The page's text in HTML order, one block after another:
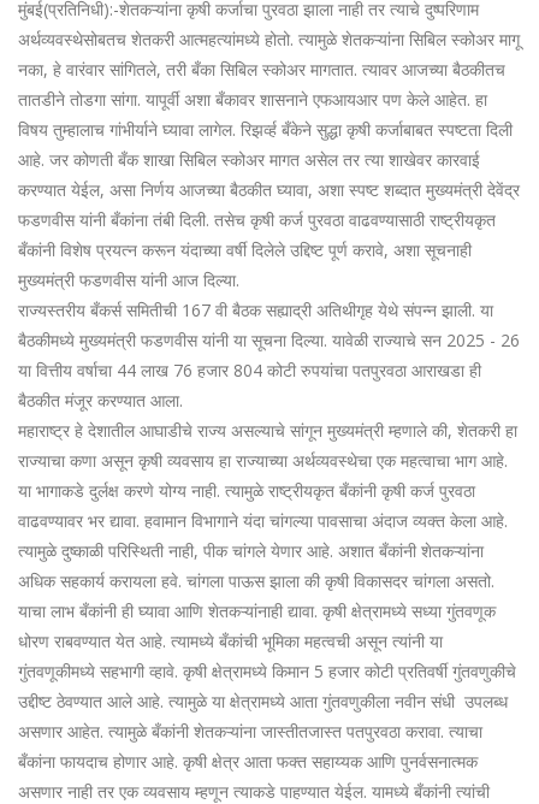
मुंबई(प्रतिनिधी):-शेतकऱ्यांना कृषी कर्जाचा पुरवठा झाला नाही तर त्याचे दुष्परिणाम
अर्थव्यवस्थेसोबतच शेतकरी आत्महत्यांमध्ये होतो. त्यामुळे शेतकऱ्यांना सिबिल स्कोअर मागू
नका, हे वारंवार सांगितले, तरी बँका सिबिल स्कोअर मागतात. त्यावर आजच्या बैठकीतच
तातडीने तोडगा सांगा. यापूर्वी अशा बँकावर शासनाने एफआयआर पण केले आहेत. हा
विषय तुम्हालाच गांभीर्याने घ्यावा लागेल. रिझर्व्ह बँकेने सुद्धा कृषी कर्जाबाबत स्पष्टता दिली
आहे. जर कोणती बँक शाखा सिबिल स्कोअर मागत असेल तर त्या शाखेवर कारवाई
करण्यात येईल, असा निर्णय आजच्या बैठकीत घ्यावा, अशा स्पष्ट शब्दात मुख्यमंत्री देवेंद्र
फडणवीस यांनी बँकांना तंबी दिली. तसेच कृषी कर्ज पुरवठा वाढवण्यासाठी राष्ट्रीयकृत
बँकांनी विशेष प्रयत्न करून यंदाच्या वर्षी दिलेले उद्दिष्ट पूर्ण करावे, अशा सूचनाही
मुख्यमंत्री फडणवीस यांनी आज दिल्या.
राज्यस्तरीय बँकर्स समितीची 167 वी बैठक सह्याद्री अतिथीगृह येथे संपन्न झाली. या
बैठकीमध्ये मुख्यमंत्री फडणवीस यांनी या सूचना दिल्या. यावेळी राज्याचे सन 2025 - 26
या वित्तीय वर्षाचा 44 लाख 76 हजार 804 कोटी रुपयांचा पतपुरवठा आराखडा ही
बैठकीत मंजूर करण्यात आला.
महाराष्ट्र हे देशातील आघाडीचे राज्य असल्याचे सांगून मुख्यमंत्री म्हणाले की, शेतकरी हा
राज्याचा कणा असून कृषी व्यवसाय हा राज्याच्या अर्थव्यवस्थेचा एक महत्वाचा भाग आहे.
या भागाकडे दुर्लक्ष करणे योग्य नाही. त्यामुळे राष्ट्रीयकृत बँकांनी कृषी कर्ज पुरवठा
वाढवण्यावर भर द्यावा. हवामान विभागाने यंदा चांगल्या पावसाचा अंदाज व्यक्त केला आहे.
त्यामुळे दुष्काळी परिस्थिती नाही, पीक चांगले येणार आहे. अशात बँकांनी शेतकऱ्यांना
अधिक सहकार्य करायला हवे. चांगला पाऊस झाला की कृषी विकासदर चांगला असतो.
याचा लाभ बँकांनी ही घ्यावा आणि शेतकऱ्यांनाही द्यावा. कृषी क्षेत्रामध्ये सध्या गुंतवणूक
धोरण राबवण्यात येत आहे. त्यामध्ये बँकांची भूमिका महत्वची असून त्यांनी या
गुंतवणूकीमध्ये सहभागी व्हावे. कृषी क्षेत्रामध्ये किमान 5 हजार कोटी प्रतिवर्षी गुंतवणुकीचे
उद्दीष्ट ठेवण्यात आले आहे. त्यामुळे या क्षेत्रामध्ये आता गुंतवणुकीला नवीन संधी उपलब्ध
असणार आहेत. त्यामुळे बँकांनी शेतकऱ्यांना जास्तीतजास्त पतपुरवठा करावा. त्याचा
बँकांना फायदाच होणार आहे. कृषी क्षेत्र आता फक्त सहाय्यक आणि पुनर्वसनात्मक
असणार नाही तर एक व्यवसाय म्हणून त्याकडे पाहण्यात येईल. यामध्ये बँकांनी त्यांची